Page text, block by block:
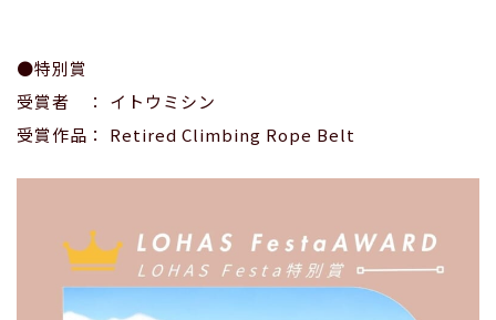
●特別賞
受賞者 ： イトウミシン
受賞作品： Retired Climbing Rope Belt